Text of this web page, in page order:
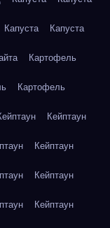
Капуста Капуста
Картофель
Картофель
Кейптаун
Кейптаун
Кейптаун
Кейптаун